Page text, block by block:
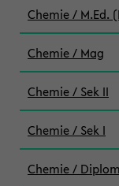
Chemie / M.Ed.
Chemie / Mag
Chemie / Sek II
Chemie / Sek I
Chemie /